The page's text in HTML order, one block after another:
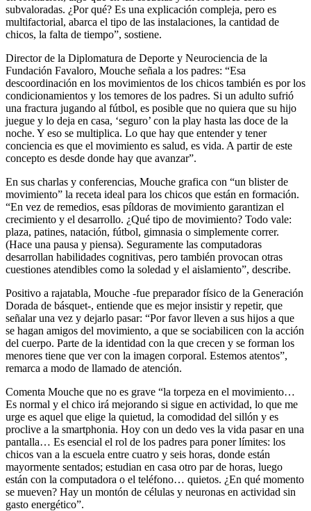
subvaloradas. ¿Por qué? Es una explicación compleja, pero es
multifactorial, abarca el tipo de las instalaciones, la cantidad de
chicos, la falta de tiempo”, sostiene.
Director de la Diplomatura de Deporte y Neurociencia de la
Fundación Favaloro, Mouche señala a los padres: “Esa
descoordinación en los movimientos de los chicos también es por los
condicionamientos y los temores de los padres. Si un adulto sufrió
una fractura jugando al fútbol, es posible que no quiera que su hijo
juegue y lo deja en casa, ‘seguro’ con la play hasta las doce de la
noche. Y eso se multiplica. Lo que hay que entender y tener
conciencia es que el movimiento es salud, es vida. A partir de este
concepto es desde donde hay que avanzar”.
En sus charlas y conferencias, Mouche grafica con “un blister de
movimiento” la receta ideal para los chicos que están en formación.
“En vez de remedios, esas píldoras de movimiento garantizan el
crecimiento y el desarrollo. ¿Qué tipo de movimiento? Todo vale:
plaza, patines, natación, fútbol, gimnasia o simplemente correr.
(Hace una pausa y piensa). Seguramente las computadoras
desarrollan habilidades cognitivas, pero también provocan otras
cuestiones atendibles como la soledad y el aislamiento”, describe.
Positivo a rajatabla, Mouche -fue preparador físico de la Generación
Dorada de básquet-, entiende que es mejor insistir y repetir, que
señalar una vez y dejarlo pasar: “Por favor lleven a sus hijos a que
se hagan amigos del movimiento, a que se sociabilicen con la acción
del cuerpo. Parte de la identidad con la que crecen y se forman los
menores tiene que ver con la imagen corporal. Estemos atentos”,
remarca a modo de llamado de atención.
Comenta Mouche que no es grave “la torpeza en el movimiento…
Es normal y el chico irá mejorando si sigue en actividad, lo que me
urge es aquel que elige la quietud, la comodidad del sillón y es
proclive a la smartphonia. Hoy con un dedo ves la vida pasar en una
pantalla… Es esencial el rol de los padres para poner límites: los
chicos van a la escuela entre cuatro y seis horas, donde están
mayormente sentados; estudian en casa otro par de horas, luego
están con la computadora o el teléfono… quietos. ¿En qué momento
se mueven? Hay un montón de células y neuronas en actividad sin
gasto energético”.